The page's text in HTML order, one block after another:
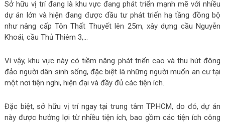
Sở hữu vị trí đang là khu vực đang phát triển mạnh mẽ với nhiều
dự án lớn và hiện đang được đầu tư phát triển hạ tầng đồng bộ
như nâng cấp Tôn Thất Thuyết lên 25m, xây dựng cầu Nguyễn
Khoái, cầu Thủ Thiêm 3,…
Vì vậy, khu vực này có tiềm năng phát triển cao và thu hút đông
đảo người dân sinh sống, đặc biệt là những người muốn an cư tại
một nơi tiện nghi, hiện đại và đầy đủ các tiện ích.
Đặc biệt, sở hữu vị trí ngay tại trung tâm TP.HCM, do đó, dự án
này được hưởng lợi từ nhiều tiện ích, bao gồm các tiện ích công